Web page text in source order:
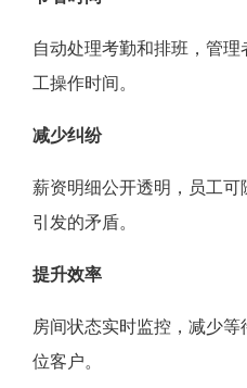
自动处理考勤和排班，管
工操作时间。
减少纠纷
薪资明细公开透明，员工
引发的矛盾。
提升效率
房间状态实时监控，减少
位客户。